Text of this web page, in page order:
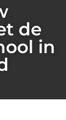
de
in